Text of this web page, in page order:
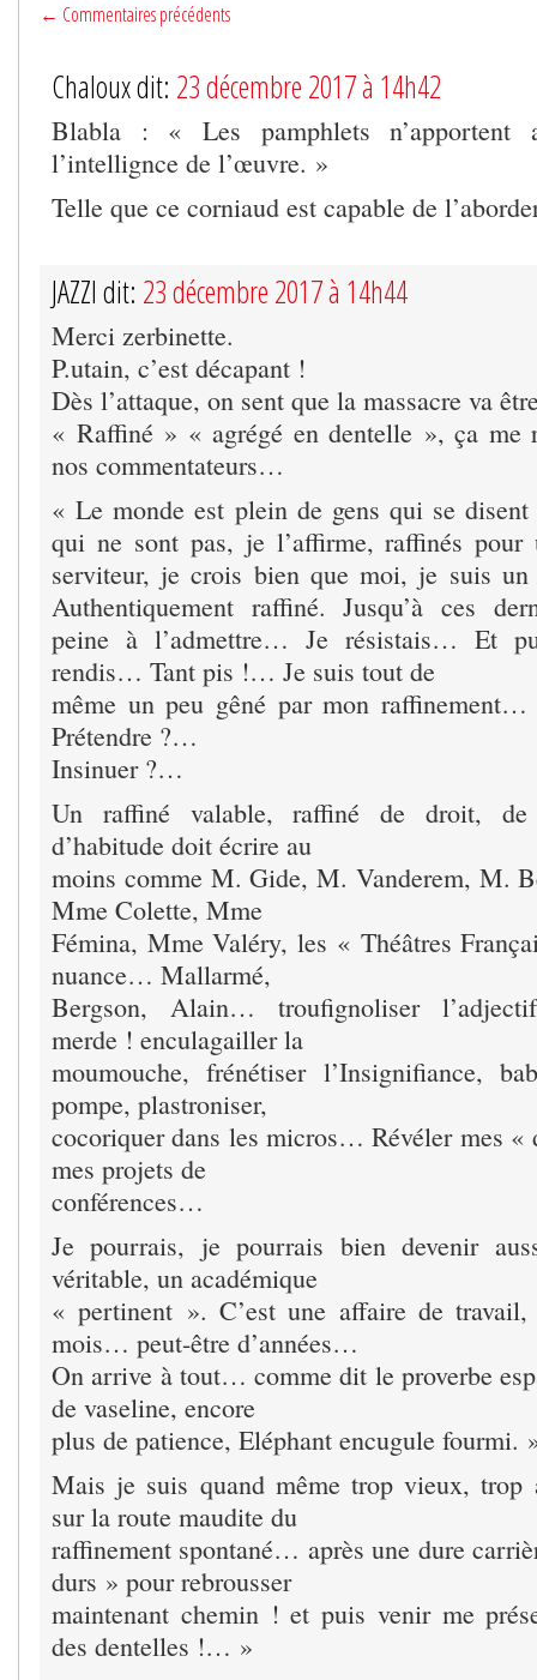
← Commentaires précédents
Chaloux dit: 23 décembre 2017 à 14h42
Blabla : « Les pamphlets n’apportent
l’intellignce de l’œuvre. »
Telle que ce corniaud est capable de
JAZZI dit: 23 décembre 2017 à 14h44
Merci zerbinette.
P.utain, c’est décapant !
Dès l’attaque, on sent que la massacre va
« Raffiné » « agrégé en dentelle », ça me
nos commentateurs…
« Le monde est plein de gens qui se
qui ne sont pas, je l’affirme, raffinés
serviteur, je crois bien que moi, je suis
Authentiquement raffiné. Jusqu’à ces
peine à l’admettre… Je résistais… Et
rendis… Tant pis !… Je suis tout de
même un peu gêné par mon
Prétendre ?…
Insinuer ?…
Un raffiné valable, raffiné de droit, de
d’habitude doit écrire au
moins comme M. Gide, M. Vanderem, M.
Mme Colette, Mme
Fémina, Mme Valéry, les « Théâtres
nuance… Mallarmé,
Bergson, Alain… troufignoliser
merde ! enculagailler la
moumouche, frénétiser l’Insignifiance,
pompe, plastroniser,
cocoriquer dans les micros… Révéler mes
mes projets de
conférences…
Je pourrais, je pourrais bien devenir
véritable, un académique
« pertinent ». C’est une affaire de
mois… peut-être d’années…
On arrive à tout… comme dit le proverbe
de vaseline, encore
plus de patience, Eléphant encugule fourmi.
Mais je suis quand même trop vieux, trop
sur la route maudite du
raffinement spontané… après une dure
durs » pour rebrousser
maintenant chemin ! et puis venir me
des dentelles !… »